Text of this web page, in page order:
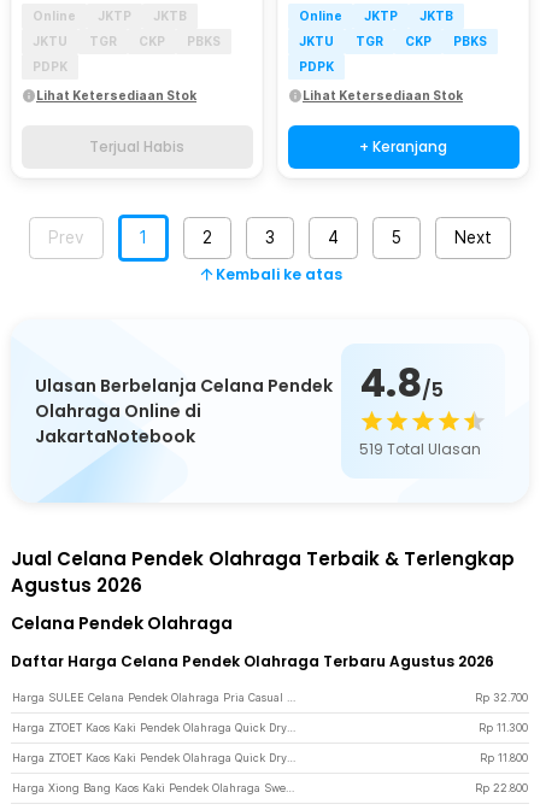
Online JKTP
JKTB
JKTU
TGR CKP
PBKS
PDPK
Lihat Ketersediaan Stok
Terjual Habis
Online JKTP
JKTB
JKTU
TGR CKP
PBKS
PDPK
Lihat Ketersediaan Stok
+ Keranjang
Prev 1 2 3 4 5 Next
Kembali ke atas
Ulasan Berbelanja Celana Pendek
Olahraga Online di
JakartaNotebook
4.8/5
519 Total Ulasan
Jual Celana Pendek Olahraga Terbaik & Terlengkap
Agustus 2026
Celana Pendek Olahraga
Daftar Harga Celana Pendek Olahraga Terbaru Agustus 2026
Rp 32.700
Rp 11.300
Rp 11.800
Rp 22.800